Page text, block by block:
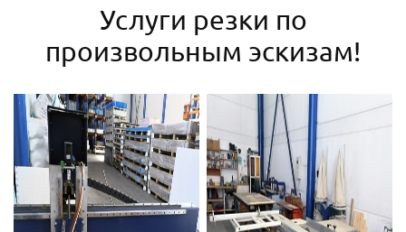
Услуги резки по
произвольным эскизам!